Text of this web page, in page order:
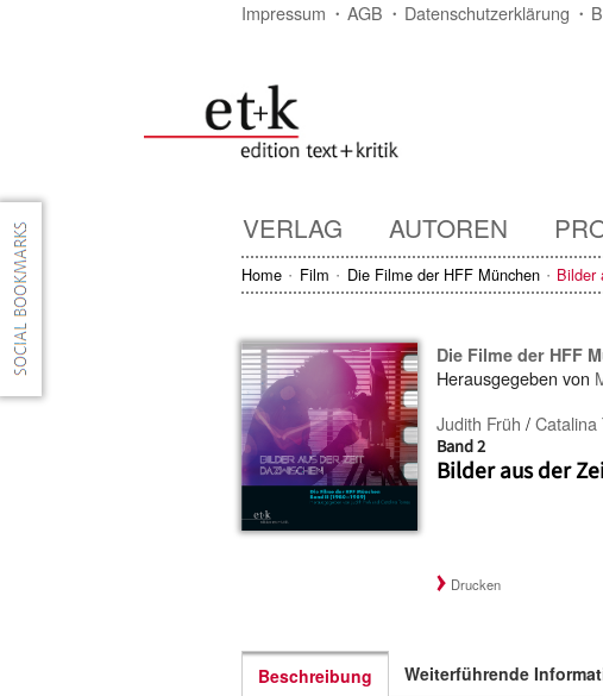
Impressum AGB Datenschutzerklärung
VERLAG AUTOREN
Home Film Die Filme der HFF München Bilder
Die Filme der HFF
Herausgegeben von
Judith Früh /Catalina
Band 2
Bilder aus der
Drucken
Beschreibung Weiterführende